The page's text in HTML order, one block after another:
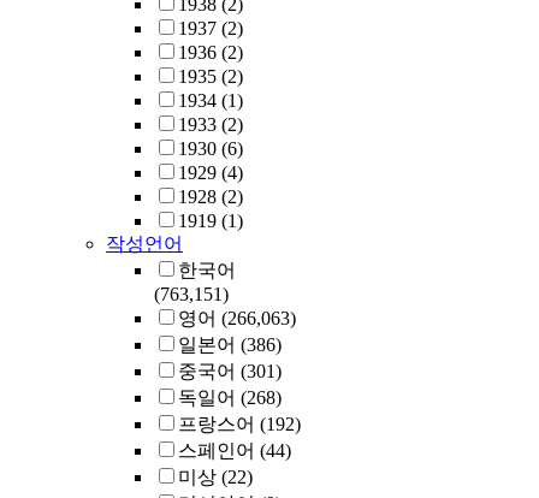
1938 (2)
1937 (2)
1936 (2)
1935 (2)
1934 (1)
1933 (2)
1930 (6)
1929 (4)
1928 (2)
1919 (1)
작성언어
한국어
(763,151)
영어 (266,063)
일본어 (386)
중국어 (301)
독일어 (268)
프랑스어 (192)
스페인어 (44)
미상 (22)